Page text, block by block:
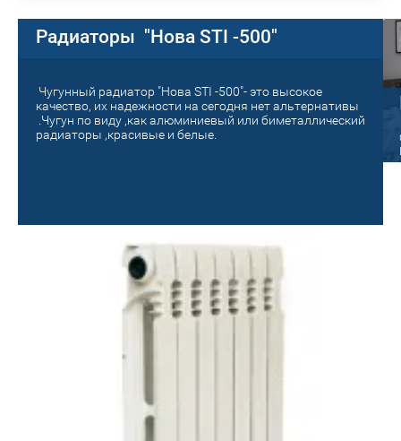
Радиаторы "Нова STI -500"
Чугунный радиатор "Нова STI -500"- это высокое
качество, их надежности на сегодня нет альтернативы
.Чугун по виду ,как алюминиевый или биметаллический
радиаторы ,красивые и белые.
Старый на новый!
Поменяй на новое отопление! Сделай